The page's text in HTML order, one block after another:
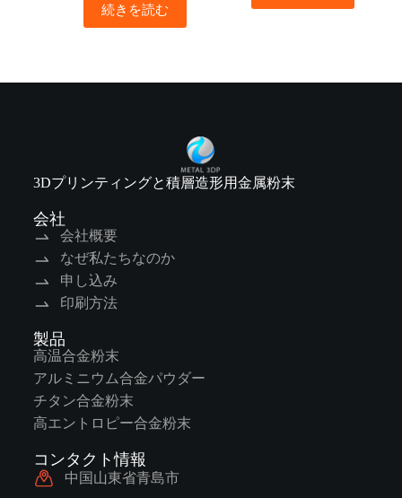
続きを読む
3Dプリンティングと積層造形用金属粉末
会社
会社概要
なぜ私たちなのか
申し込み
印刷方法
製品
高温合金粉末
アルミニウム合金パウダー
チタン合金粉末
高エントロピー合金粉末
コンタクト情報
中国山東省青島市